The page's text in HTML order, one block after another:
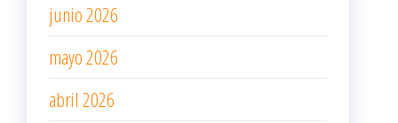
junio 2026
mayo 2026
abril 2026